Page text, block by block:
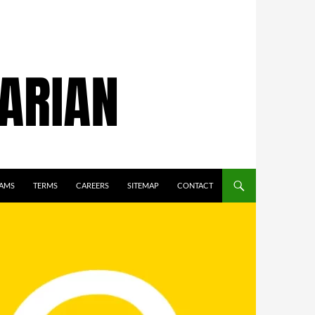
TERMS CAREERS SITEMAP CONTACT